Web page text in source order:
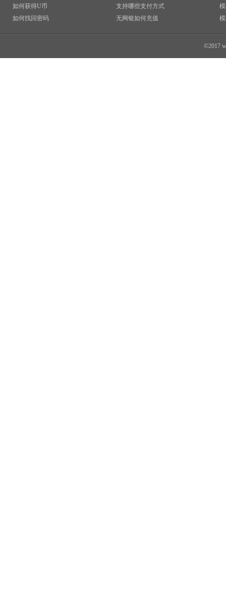
如何获得U币
如何找回密码
支持哪些支付方式
无网银如何充值
©2017